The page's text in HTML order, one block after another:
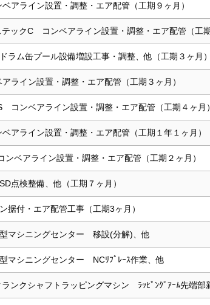
ライン設置・調整・エア配管（工期９ヶ月）
ックC コンベアライン設置・調整・エア配管（工
ム缶プール設備増設工事・調整、他（工期３ヶ月
イン設置・調整・エア配管（工期３ヶ月）
ンベアライン設置・調整・エア配管（工期４ヶ月
ライン設置・調整・エア配管（工期１年１ヶ月）
ベアライン設置・調整・エア配管（工期２ヶ月）
検整備、他（工期７ヶ月）
付・エア配管工事（工期3ヶ月）
マシニングセンター 移設(分解)、他
マシニングセンター NCﾘﾌﾟﾚｰｽ作業、他
ンクシャフトラッピングマシン ﾗｯﾋﾟﾝｸﾞｱｰﾑ先端部